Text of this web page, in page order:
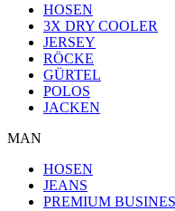
HOSEN
3X DRY COOLER
JERSEY
RÖCKE
GÜRTEL
POLOS
JACKEN
MAN
HOSEN
JEANS
PREMIUM